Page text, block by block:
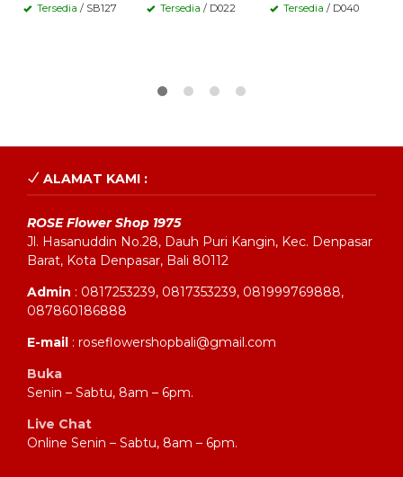
Tersedia / SB127 Tersedia / D022 Tersedia / D040
ALAMAT KAMI :
ROSE Flower Shop 1975
Jl. Hasanuddin No.28, Dauh Puri Kangin, Kec. Denpasar
Barat, Kota Denpasar, Bali 80112
Admin : 0817253239, 0817353239, 081999769888,
087860186888
E-mail : roseflowershopbali@gmail.com
Buka
Senin – Sabtu, 8am – 6pm.
Live Chat
Online Senin – Sabtu, 8am – 6pm.